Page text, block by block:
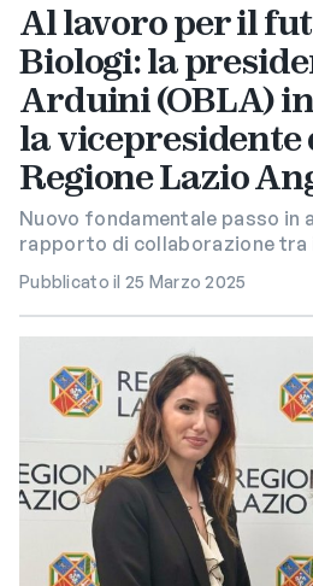
Al lavoro per il
Biologi: la
Arduini (OBLA)
la vicepresidente
Regione Lazio
Nuovo fondamentale passo in
rapporto di collaborazione tra
Pubblicato il 25 Marzo 2025